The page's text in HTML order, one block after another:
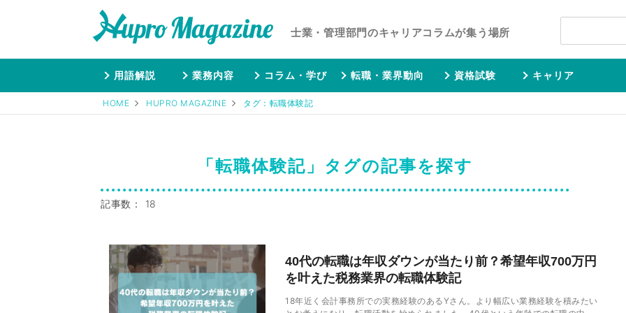
士業・管理部門のキャリアコラムが集う場所
用語解説 業務内容 コラム・学び 転職・業界動向 資格試験 キャリア
HOME HUPRO MAGAZINE タグ：転職体験記
「転職体験記」タグの記事を探す
記事数： 18
40代の転職は年収ダウンが当たり前？希望年収700万円
を叶えた税務業界の転職体験記
18年近く会計事務所での実務経験のあるYさん。より幅広い業務経験を積みたい